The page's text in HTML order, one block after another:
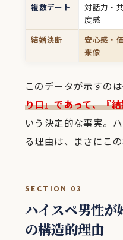
複数デート
対話力・
度感
結婚決断
安心感・
来像
このデータが示すの
り口』であって、『
いう決定的な事実。
る理由は、まさにこ
SECTION 03
ハイスペ男性が
の構造的理由